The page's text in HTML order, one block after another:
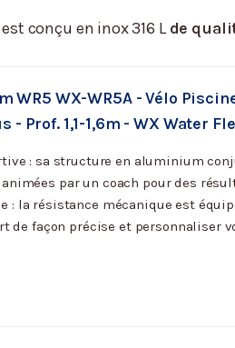
conçu en inox 316 Lde
WR5 WX-WR5A - Vélo
- Prof. 1,1-1,6m - WX Water
: sa structure en aluminium
par un coach pour des
: la résistance mécanique est
de façon précise et personnaliser